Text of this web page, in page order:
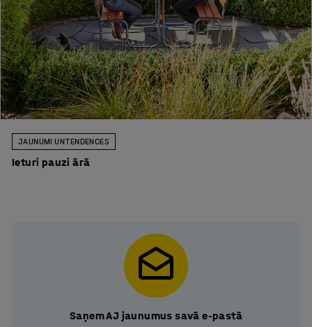
JAUNUMI UN TENDENCES
Ieturi pauzi ārā
Saņem AJ jaunumus savā e-pastā